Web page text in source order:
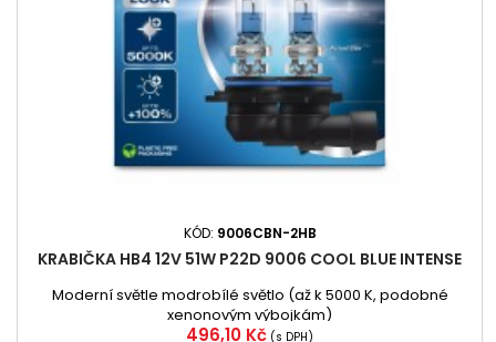
KÓD: 9006CBN-2HB
KRABIČKA HB4 12V 51W P22D 9006 COOL BLUE INTENSE
Moderní světle modrobílé světlo (až k 5000 K, podobné
xenonovým výbojkám)
Cena
496,10 Kč (s DPH)